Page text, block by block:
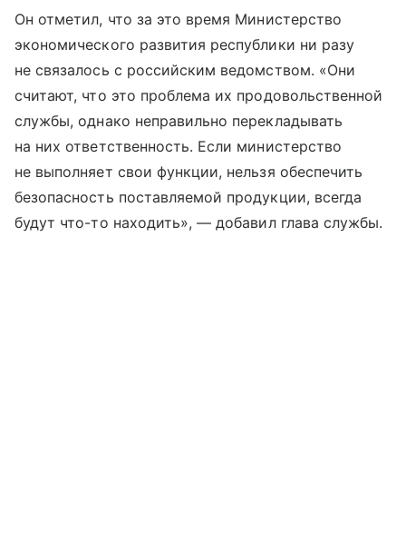
Он отметил, что за это время Министерство
экономического развития республики ни разу
не связалось с российским ведомством. «Они
считают, что это проблема их продовольственной
службы, однако неправильно перекладывать
на них ответственность. Если министерство
не выполняет свои функции, нельзя обеспечить
безопасность поставляемой продукции, всегда
будут что-то находить», — добавил глава службы.